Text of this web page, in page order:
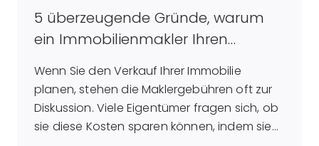
5 überzeugende Gründe, warum
ein Immobilienmakler Ihren
Wenn Sie den Verkauf Ihrer Immobilie
planen, stehen die Maklergebühren oft zur
Diskussion. Viele Eigentümer fragen sich, ob
sie diese Kosten sparen können, indem sie